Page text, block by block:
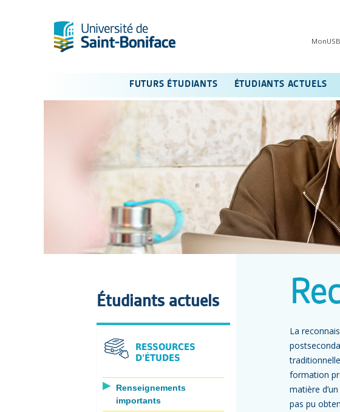
MonUSB
FUTURS ÉTUDIANTS ÉTUDIANTS ACTUELS
La
formation
matière
pas pu
Étudiants actuels
RESSOURCES
D'ÉTUDES
Renseignements
importants